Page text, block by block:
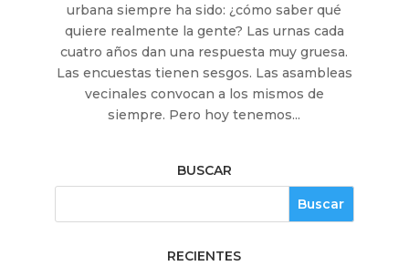
urbana siempre ha sido: ¿cómo saber qué
quiere realmente la gente? Las urnas cada
cuatro años dan una respuesta muy gruesa.
Las encuestas tienen sesgos. Las asambleas
vecinales convocan a los mismos de
siempre. Pero hoy tenemos...
BUSCAR
RECIENTES